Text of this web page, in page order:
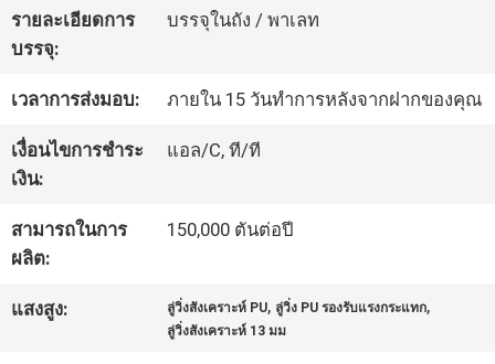
ควบคุม
คุณภาพ
ติดต่อ
รายละเอียดการ
บรรจุ:
บรรจุในถัง / พาเลท
เวลาการส่งมอบ: ภายใน 15 วันทำการหลังจากฝากของคุณ
เงื่อนไขการชำระ
เงิน:
แอล/C, ที/ที
สามารถในการ
ผลิต:
150,000 ตันต่อปี
แสงสูง: ลู่วิ่งสังเคราะห์ PU, ลู่วิ่ง PU รองรับแรงกระแทก,
ลู่วิ่งสังเคราะห์ 13 มม